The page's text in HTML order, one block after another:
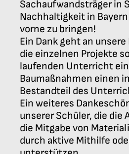
Sachaufwandsträger in
Nachhaltigkeit in
vorne zu bringen!
Ein Dank geht an
die einzelnen Projekte
laufenden Unterricht
Baumaßnahmen einen
Bestandteil des
Ein weiteres
unserer Schüler, die die
die Mitgabe von
durch aktive Mithilfe